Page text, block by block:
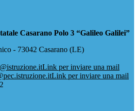
Casarano Polo 3 “Galileo Galilei”
- 73042 Casarano (LE)
Link per inviare una mail
Link per inviare una mail